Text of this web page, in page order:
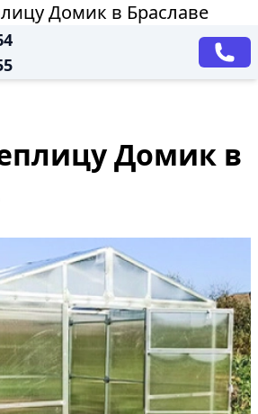
Домик в Браславе
Домик в